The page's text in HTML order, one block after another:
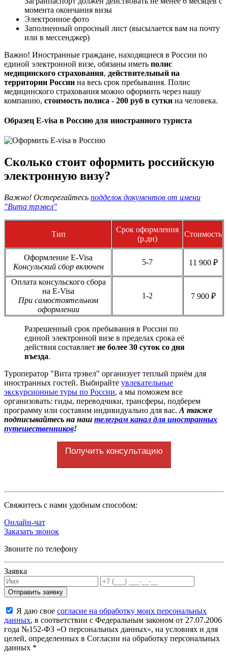
момента окончания визы
Электронное фото
Заполненный опросный лист (высылается вам на почту
или в мессенджер)
Важно! Иностранные граждане, находящиеся в России по
единой электронной визе, обязаны иметь полис
медицинского страхования, действительный на
территории России на весь срок пребывания. Полис
медицинского страхования можно оформить через нашу
компанию, стоимость полиса - 200 руб в сутки на человека.
Образец E-visa в Россию для иностранного туриста
Сколько стоит оформить российскую
электронную визу?
Важно! Остерегайтесь подделок документов от имени
"Вита трэвел"
Тип
Срок оформления
(р.дн)
Стоимость
Оформление E-Visa
Консульский сбор включен
5-7 11 900 ₽
Оплата консульского сбора
на E-Visa
При самостоятельном
оформлении
1-2 7 900 ₽
Разрешенный срок пребывания в России по
единой электронной визе в пределах срока её
действия составляет не более 30 суток со дня
въезда.
Туроператор "Вита трэвел" организует теплый приём для
иностранных гостей. Выбирайте увлекательные
экскурсионные туры по России, а мы поможем все
организовать: гиды, переводчики, трансферы, подберем
программу или составим индивидуально для вас. А также
подписывайтесь на наш телеграм канал для иностранных
путешественников!
Получить консультацию
Cвяжитесь с нами удобным способом:
Онлайн-чат
Заказать звонок
Звоните по телефону
Заявка
Я даю свое согласие на обработку моих персональных
данных, в соответствии с Федеральным законом от 27.07.2006
года №152-ФЗ «О персональных данных», на условиях и для
целей, определенных в Согласии на обработку персональных
данных *